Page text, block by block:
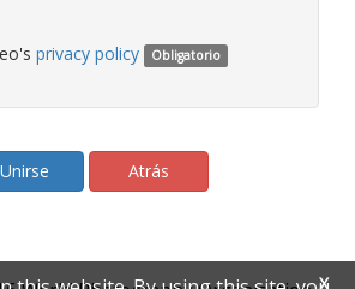
privacy policy Obligatorio
Atrás
X